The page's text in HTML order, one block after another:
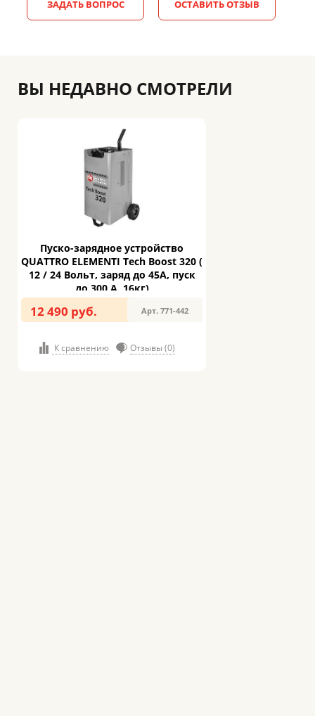
ЗАДАТЬ ВОПРОС ОСТАВИТЬ ОТЗЫВ
ВЫ НЕДАВНО СМОТРЕЛИ
Пуско-зарядное устройство
QUATTRO ELEMENTI Tech Boost 320 (
12 / 24 Вольт, заряд до 45А, пуск
до 300 А, 16кг)
12 490 руб. Арт. 771-442
К сравнению Отзывы (0)